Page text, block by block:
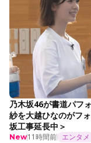
乃木坂46が書道パフ
紗を大越ひなのがフ
坂工事延長中＞
New11時間前 エンタメ